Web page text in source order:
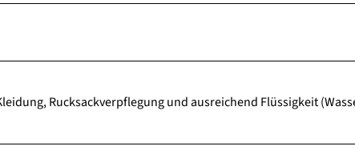
Rucksackverpflegung und ausreichend Flüssigkeit